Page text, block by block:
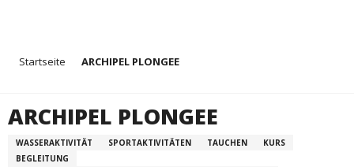
principal
Startseite ARCHIPEL PLONGEE
ARCHIPEL PLONGEE
WASSERAKTIVITÄT SPORTAKTIVITÄTEN TAUCHEN
KURS
BEGLEITUNG